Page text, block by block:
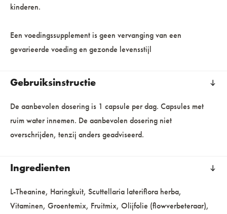
kinderen.
Een voedingssupplement is geen vervanging van een
gevarieerde voeding en gezonde levensstijl
Gebruiksinstructie
De aanbevolen dosering is 1 capsule per dag. Capsules met
ruim water innemen. De aanbevolen dosering niet
overschrijden, tenzij anders geadviseerd.
Ingredienten
L-Theanine, Haringkuit, Scuttellaria lateriflora herba,
Vitaminen, Groentemix, Fruitmix, Olijfolie (flowverbeteraar),